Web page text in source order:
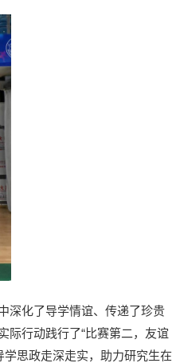
深化了导学情谊、传递了珍贵
际行动践行了“比赛第二，友谊
思政走深走实，助力研究生在